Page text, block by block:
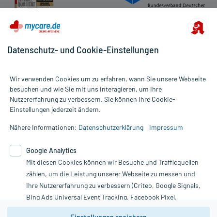
Alle Preise gelten inkl. MwSt., ggf. zzgl. Versandkosten
Informationen auf dieser Website werden ausschließlich für
die Untersuchung und Behandlung durch einen Arzt. Bitte
Therapien eingeleitet werden können. | Diese Webseite benutzt
Google Analytics. Lesen Sie bitte dazu die wichtigen Hinweise in
unserer Datenschutzerklärung. Für den Widerruf einer Bestellung
nutzen Sie das Formular:
Vertrag widerrufen
Datenschutz- und Cookie-Einstellungen
Wir verwenden Cookies um zu erfahren, wann Sie unsere Webseite
besuchen und wie Sie mit uns interagieren, um Ihre
Nutzererfahrung zu verbessern. Sie können Ihre Cookie-
Einstellungen jederzeit ändern.
Nähere Informationen: Datenschutzerklärung Impressum
Google Analytics
Mit diesen Cookies können wir Besuche und Trafficquellen
zählen, um die Leistung unserer Webseite zu messen und
Ihre Nutzererfahrung zu verbessern (Criteo, Google Signals,
Bing Ads Universal Event Tracking, Facebook Pixel,
Youtube-Social Plugin).